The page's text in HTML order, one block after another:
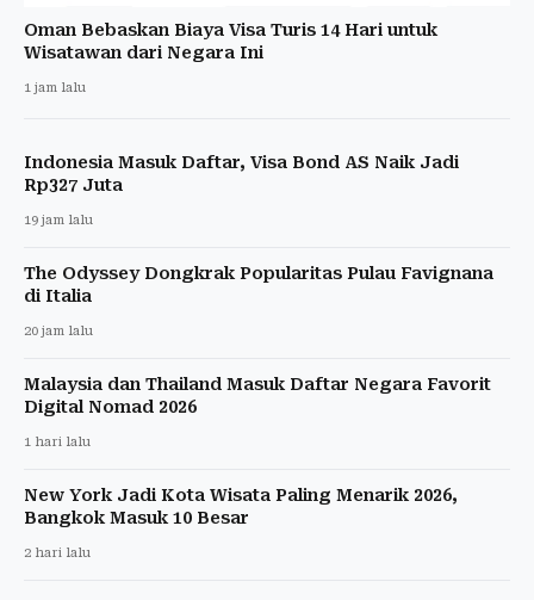
Oman Bebaskan Biaya Visa Turis 14 Hari untuk
Wisatawan dari Negara Ini
1 jam lalu
Indonesia Masuk Daftar, Visa Bond AS Naik Jadi
Rp327 Juta
19 jam lalu
The Odyssey Dongkrak Popularitas Pulau Favignana
di Italia
20 jam lalu
Malaysia dan Thailand Masuk Daftar Negara Favorit
Digital Nomad 2026
1 hari lalu
New York Jadi Kota Wisata Paling Menarik 2026,
Bangkok Masuk 10 Besar
2 hari lalu